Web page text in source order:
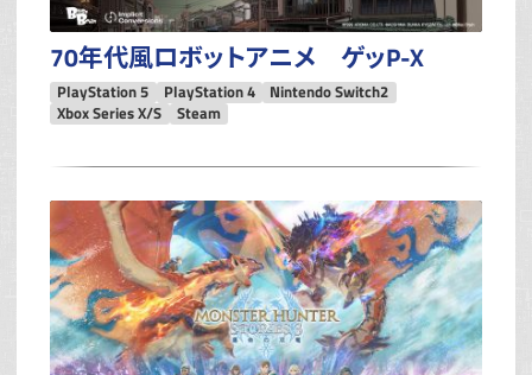
70年代風ロボットアニメ ゲッP-X
PlayStation 5 PlayStation 4
Nintendo Switch2
Xbox Series X/S
Steam